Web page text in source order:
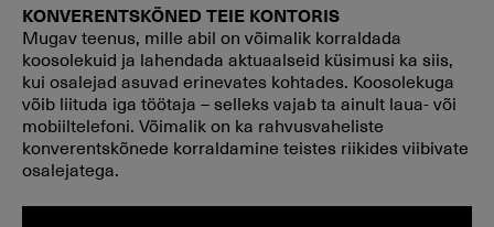
KONVERENTSKÕNED TEIE KONTORIS
Mugav teenus, mille abil on võimalik korraldada
koosolekuid ja lahendada aktuaalseid küsimusi ka siis,
kui osalejad asuvad erinevates kohtades. Koosolekuga
võib liituda iga töötaja – selleks vajab ta ainult laua- või
mobiiltelefoni. Võimalik on ka rahvusvaheliste
konverentskõnede korraldamine teistes riikides viibivate
osalejatega.